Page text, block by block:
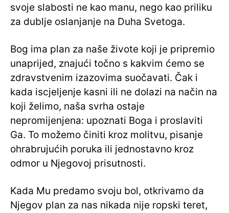
svoje slabosti ne kao manu, nego kao priliku
za dublje oslanjanje na Duha Svetoga.
Bog ima plan za naše živote koji je pripremio
unaprijed, znajući točno s kakvim ćemo se
zdravstvenim izazovima suočavati. Čak i
kada iscjeljenje kasni ili ne dolazi na način na
koji želimo, naša svrha ostaje
nepromijenjena: upoznati Boga i proslaviti
Ga. To možemo činiti kroz molitvu, pisanje
ohrabrujućih poruka ili jednostavno kroz
odmor u Njegovoj prisutnosti.
Kada Mu predamo svoju bol, otkrivamo da
Njegov plan za nas nikada nije ropski teret,